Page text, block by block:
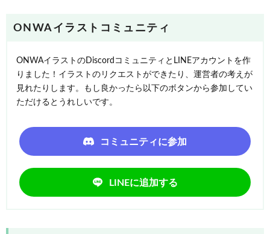
ONWAイラストコミュニティ
ONWAイラストのDiscordコミュニティとLINEアカウントを作
りました！イラストのリクエストができたり、運営者の考えが
見れたりします。もし良かったら以下のボタンから参加してい
ただけるとうれしいです。
コミュニティに参加
LINEに追加する